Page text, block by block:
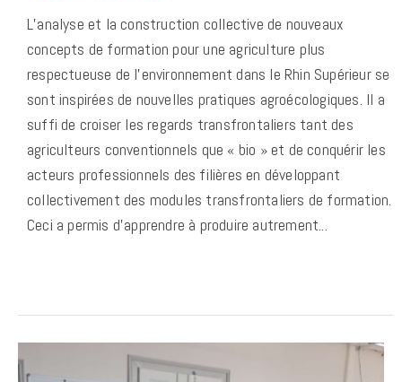
L’analyse et la construction collective de nouveaux
concepts de formation pour une agriculture plus
respectueuse de l’environnement dans le Rhin Supérieur se
sont inspirées de nouvelles pratiques agroécologiques. Il a
suffi de croiser les regards transfrontaliers tant des
agriculteurs conventionnels que « bio » et de conquérir les
acteurs professionnels des filières en développant
collectivement des modules transfrontaliers de formation.
Ceci a permis d’apprendre à produire autrement...